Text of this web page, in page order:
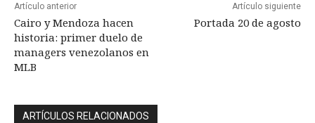
Artículo anterior
Cairo y Mendoza hacen
historia: primer duelo de
managers venezolanos en
MLB
Artículo siguiente
Portada 20 de agosto
ARTÍCULOS RELACIONADOS